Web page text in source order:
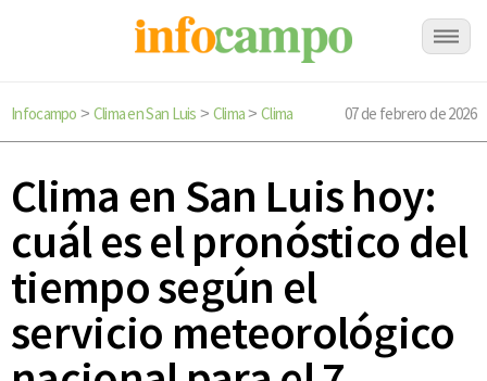
Infocampo > Clima en San Luis > Clima>Clima 07 de febrero de 2026
Clima en San Luis hoy:
cuál es el pronóstico del
tiempo según el
servicio meteorológico